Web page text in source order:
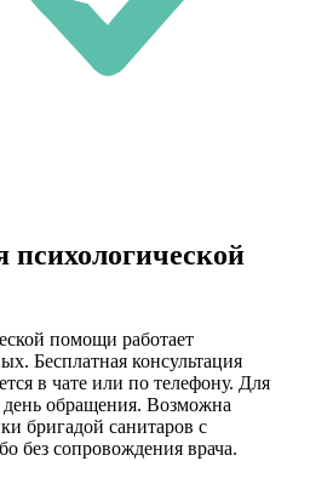
помощи работает
Бесплатная консультация
в чате или по телефону. Для
день обращения. Возможна
бригадой санитаров с
без сопровождения врача.